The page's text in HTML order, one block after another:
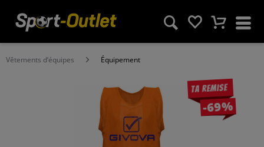
Vêtements d‘équipes Équipement
Ta remise
-69%